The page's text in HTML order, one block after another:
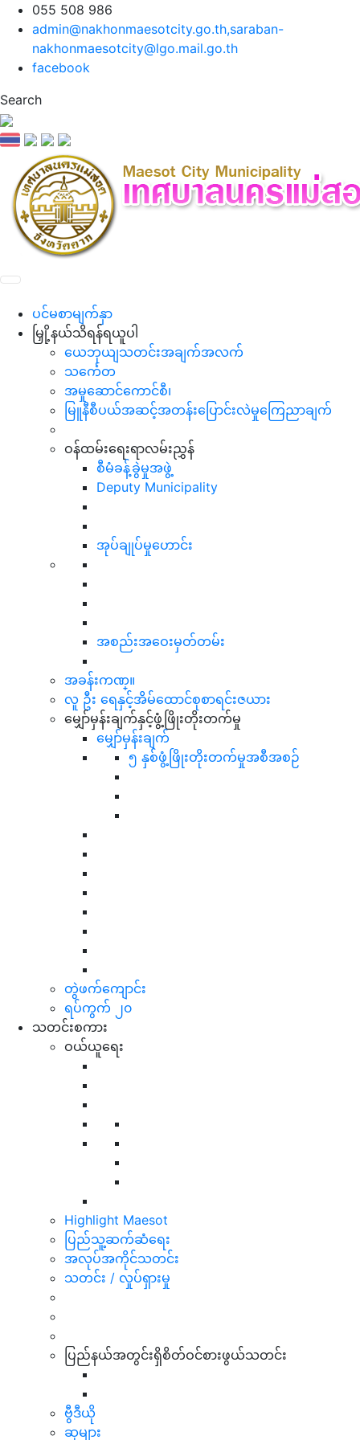
055 508 986
admin@nakhonmaesotcity.go.th,saraban-
nakhonmaesotcity@lgo.mail.go.th
facebook
Search
ပင်မစာမျက်နှာ
မြှို့နယ်သိရန်ရယူပါ
ယေဘုယျသတင်းအချက်အလက်
သင်္ကေတ
အမှုဆောင်ကောင်စီ၊
မြူနီစီပယ်အဆင့်အတန်းပြောင်းလဲမှုကြေညာချက်
ဝန်ထမ်းရေးရာလမ်းညွှန်
စီမံခန့်ခွဲမှုအဖွဲ့
Deputy Municipality
အုပ်ချုပ်မှုဟောင်း
အစည်းအဝေးမှတ်တမ်း
အခန်းကဏ္။
လူ ဦး ရေနှင့်အိမ်ထောင်စုစာရင်းဇယား
မျှော်မှန်းချက်နှင့်ဖွံ့ဖြိုးတိုးတက်မှု
မျှော်မှန်းချက်
၅ နှစ်ဖွံ့ဖြိုးတိုးတက်မှုအစီအစဉ်
တွဲဖက်ကျောင်း
ရပ်ကွက် ၂၀
သတင်းစကား
ဝယ်ယူရေး
Highlight Maesot
ပြည်သူ့ဆက်ဆံရေး
အလုပ်အကိုင်သတင်း
သတင်း / လှုပ်ရှားမှု
ပြည်နယ်အတွင်းရှိစိတ်ဝင်စားဖွယ်သတင်း
ဗွီဒီယို
ဆုများ